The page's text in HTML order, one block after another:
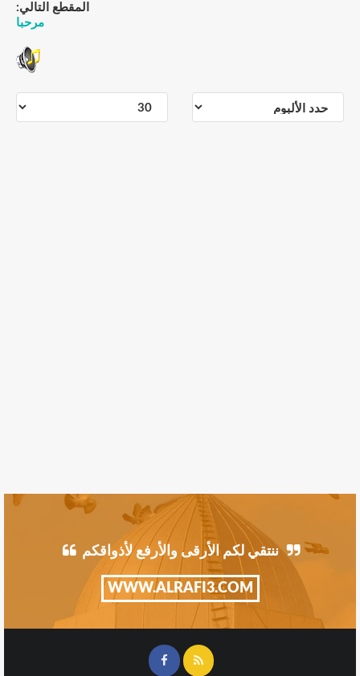
المقطع التالي:
مرحبا
ننتقي لكم الأرقى والأرفع لأذواقكم
WWW.ALRAFI3.COM